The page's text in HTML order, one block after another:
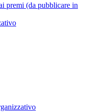
premi (da pubblicare in